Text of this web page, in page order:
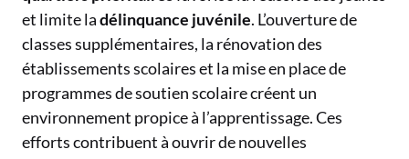
et limite ladélinquance juvénile. L’ouverture de
classes supplémentaires, la rénovation des
établissements scolaires et la mise en place de
programmes de soutien scolaire créent un
environnement propice à l’apprentissage. Ces
efforts contribuent à ouvrir de nouvelles